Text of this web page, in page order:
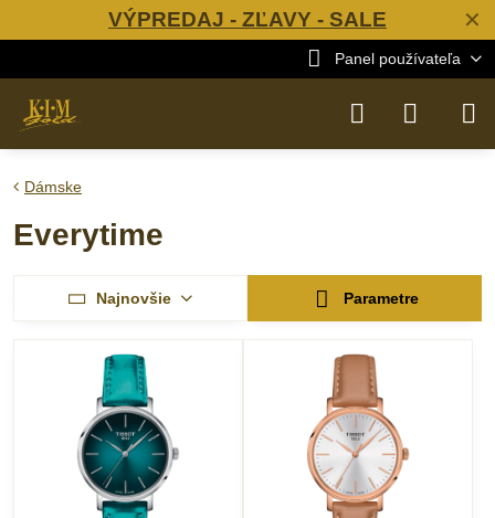
✕
VÝPREDAJ - ZĽAVY - SALE
Panel používateľa
Dámske
Everytime
Najnovšie Parametre